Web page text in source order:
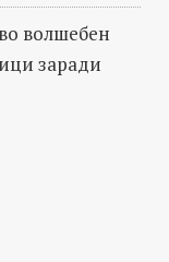
волшебен
заради